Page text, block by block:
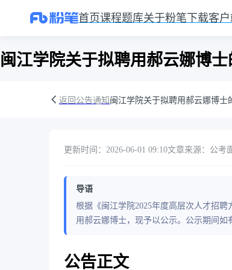
首页课程题库关于粉笔 下载客
闽江学院关于拟聘用郝云娜博
返回公告通知 闽江学院关于拟聘用郝云娜博士
更新时间：2026-06-01 09:10文章来源：公考
导语
根据《闽江学院2025年度高层次人才招
用郝云娜博士，现予以公示。公示期间
公告正文